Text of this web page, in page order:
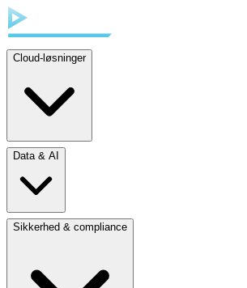
Cloud-løsninger
Data & AI
Sikkerhed & compliance